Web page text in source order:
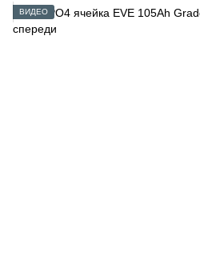
ВИДЕО